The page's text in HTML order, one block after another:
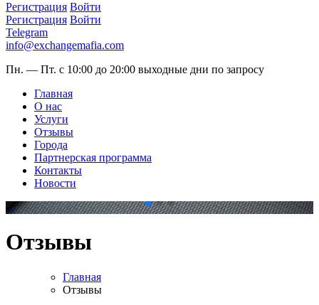
Регистрация Войти
Регистрация Войти
Telegram
info@exchangemafia.com
Пн. — Пт. с 10:00 до 20:00 выходные дни по запросу
Главная
О нас
Услуги
Отзывы
Города
Партнерская программа
Контакты
Новости
. .
Отзывы
Главная
Отзывы